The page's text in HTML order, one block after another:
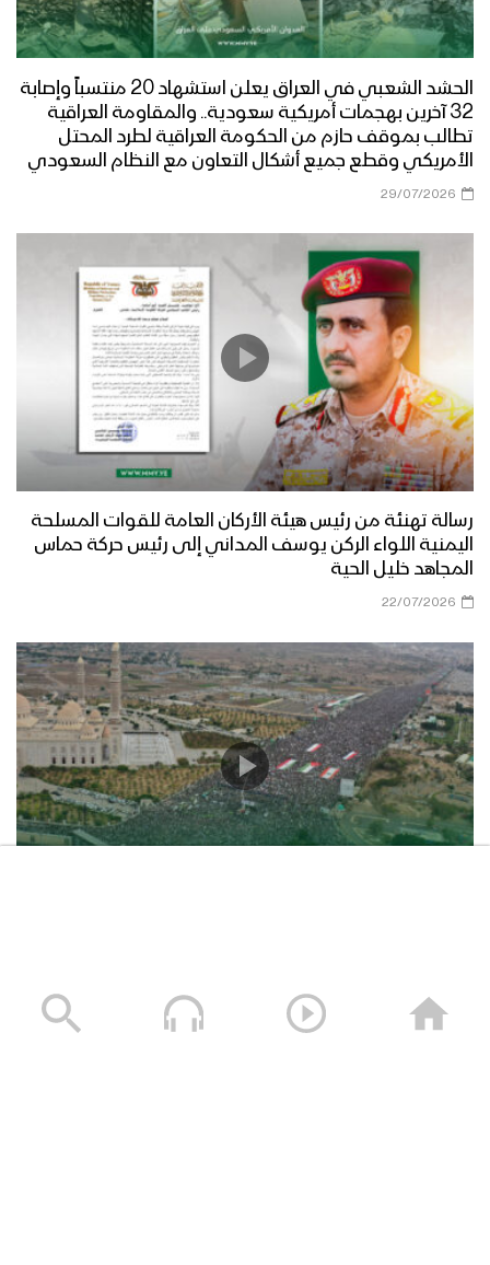
الحشد الشعبي في العراق يعلن استشهاد 20 منتسباً وإصابة
32 آخرين بهجمات أمريكية سعودية.. والمقاومة العراقية
تطالب بموقف حازم من الحكومة العراقية لطرد المحتل
الأمريكي وقطع جميع أشكال التعاون مع النظام السعودي
29/07/2026
رسالة تهنئة من رئيس هيئة الأركان العامة للقوات المسلحة
اليمنية اللواء الركن يوسف المداني إلى رئيس حركة حماس
المجاهد خليل الحية
22/07/2026
17/07/2026